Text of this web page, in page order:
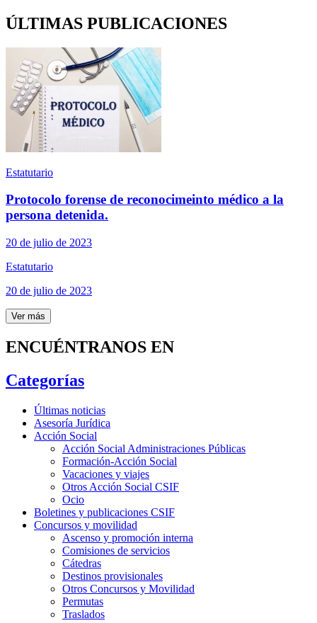
ÚLTIMAS PUBLICACIONES
Estatutario
Protocolo forense de reconocimeinto médico a la
persona detenida.
20 de julio de 2023
Estatutario
20 de julio de 2023
Ver más
ENCUÉNTRANOS EN
Categorías
Últimas noticias
Asesoría Jurídica
Acción Social
Acción Social Administraciones Públicas
Formación-Acción Social
Vacaciones y viajes
Otros Acción Social CSIF
Ocio
Boletines y publicaciones CSIF
Concursos y movilidad
Ascenso y promoción interna
Comisiones de servicios
Cátedras
Destinos provisionales
Otros Concursos y Movilidad
Permutas
Traslados